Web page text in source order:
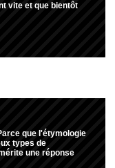
vite et que bientôt
que l'étymologie
types de
une réponse